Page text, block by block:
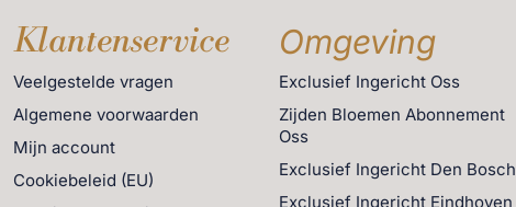
Klantenservice
Veelgestelde vragen
Algemene voorwaarden
Mijn account
Cookiebeleid (EU)
Omgeving
Exclusief Ingericht Oss
Zijden Bloemen Abonnement
Oss
Exclusief Ingericht Den Bosch
Exclusief Ingericht Eindhoven